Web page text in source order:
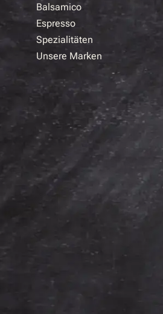
Balsamico
Espresso
Spezialitäten
Unsere Marken